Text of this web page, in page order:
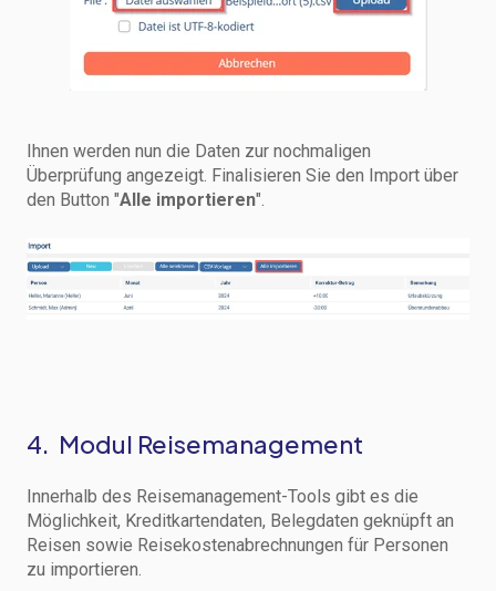
Ihnen werden nun die Daten zur nochmaligen
Überprüfung angezeigt. Finalisieren Sie den Import über
den Button "Alle importieren".
4. Modul Reisemanagement
Innerhalb des Reisemanagement-Tools gibt es die
Möglichkeit, Kreditkartendaten, Belegdaten geknüpft an
Reisen sowie Reisekostenabrechnungen für Personen
zu importieren.